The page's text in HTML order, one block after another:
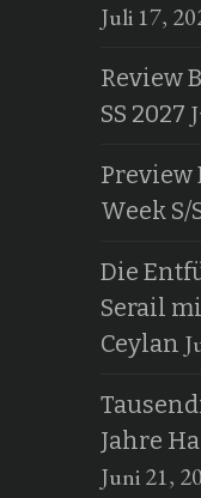
Juli 17,
Review
SS 2027
Preview
Week S/
Die
Serail
Ceylan
Jahre
Juni 21,